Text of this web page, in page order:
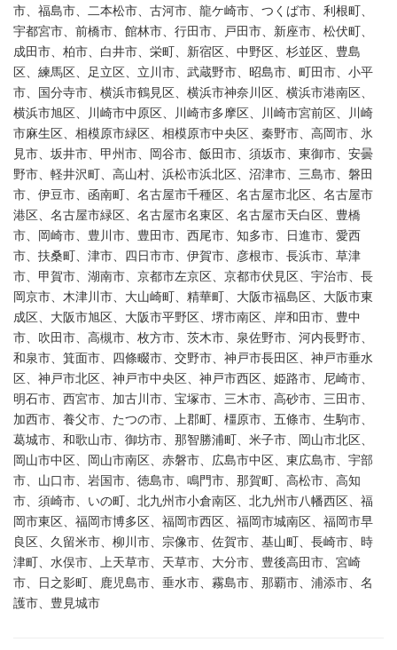
市、福島市、二本松市、古河市、龍ケ崎市、つくば市、利根町、
宇都宮市、前橋市、館林市、行田市、戸田市、新座市、松伏町、
成田市、柏市、白井市、栄町、新宿区、中野区、杉並区、豊島
区、練馬区、足立区、立川市、武蔵野市、昭島市、町田市、小平
市、国分寺市、横浜市鶴見区、横浜市神奈川区、横浜市港南区、
横浜市旭区、川崎市中原区、川崎市多摩区、川崎市宮前区、川崎
市麻生区、相模原市緑区、相模原市中央区、秦野市、高岡市、氷
見市、坂井市、甲州市、岡谷市、飯田市、須坂市、東御市、安曇
野市、軽井沢町、高山村、浜松市浜北区、沼津市、三島市、磐田
市、伊豆市、函南町、名古屋市千種区、名古屋市北区、名古屋市
港区、名古屋市緑区、名古屋市名東区、名古屋市天白区、豊橋
市、岡崎市、豊川市、豊田市、西尾市、知多市、日進市、愛西
市、扶桑町、津市、四日市市、伊賀市、彦根市、長浜市、草津
市、甲賀市、湖南市、京都市左京区、京都市伏見区、宇治市、長
岡京市、木津川市、大山崎町、精華町、大阪市福島区、大阪市東
成区、大阪市旭区、大阪市平野区、堺市南区、岸和田市、豊中
市、吹田市、高槻市、枚方市、茨木市、泉佐野市、河内長野市、
和泉市、箕面市、四條畷市、交野市、神戸市長田区、神戸市垂水
区、神戸市北区、神戸市中央区、神戸市西区、姫路市、尼崎市、
明石市、西宮市、加古川市、宝塚市、三木市、高砂市、三田市、
加西市、養父市、たつの市、上郡町、橿原市、五條市、生駒市、
葛城市、和歌山市、御坊市、那智勝浦町、米子市、岡山市北区、
岡山市中区、岡山市南区、赤磐市、広島市中区、東広島市、宇部
市、山口市、岩国市、徳島市、鳴門市、那賀町、高松市、高知
市、須崎市、いの町、北九州市小倉南区、北九州市八幡西区、福
岡市東区、福岡市博多区、福岡市西区、福岡市城南区、福岡市早
良区、久留米市、柳川市、宗像市、佐賀市、基山町、長崎市、時
津町、水俣市、上天草市、天草市、大分市、豊後高田市、宮崎
市、日之影町、鹿児島市、垂水市、霧島市、那覇市、浦添市、名
護市、豊見城市